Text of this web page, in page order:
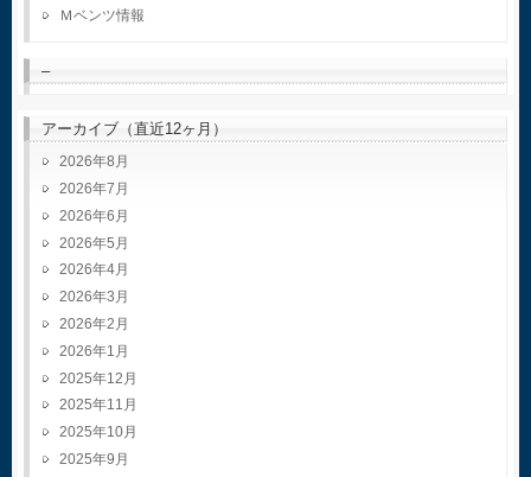
Ｍベンツ情報
–
アーカイブ（直近12ヶ月）
2026年8月
2026年7月
2026年6月
2026年5月
2026年4月
2026年3月
2026年2月
2026年1月
2025年12月
2025年11月
2025年10月
2025年9月